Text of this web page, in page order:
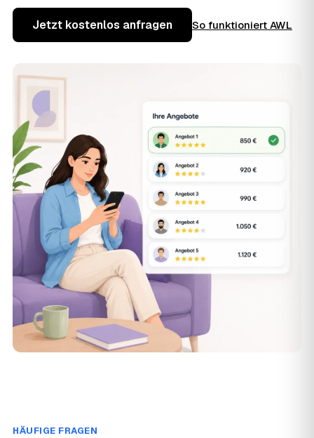
Jetzt kostenlos anfragen So funktioniert AWL
HÄUFIGE FRAGEN